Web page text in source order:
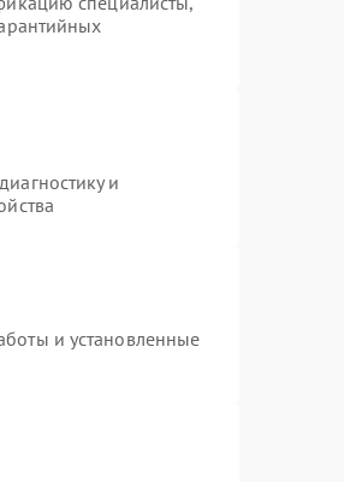
и
и установленные